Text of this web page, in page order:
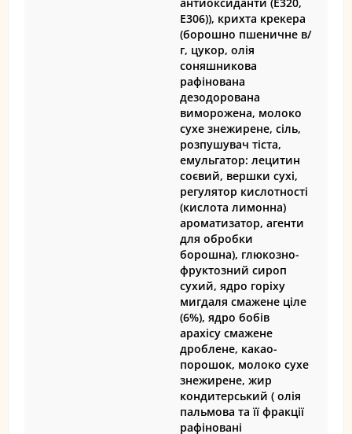
Е306)), крихта крекера
(борошно пшеничне в/
г, цукор, олія
соняшникова
рафінована
дезодорована
виморожена, молоко
сухе знежирене, сіль,
розпушувач тіста,
емульгатор: лецитин
соєвий, вершки сухі,
регулятор кислотності
(кислота лимонна)
ароматизатор, агенти
для обробки
борошна), глюкозно-
фруктозний сироп
сухий, ядро горіху
мигдаля смажене ціле
(6%), ядро бобів
арахісу смажене
дроблене, какао-
порошок, молоко сухе
знежирене, жир
кондитерський ( олія
пальмова та її фракції
рафіновані